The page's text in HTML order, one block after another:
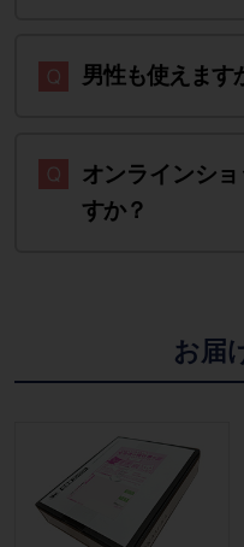
男性も使えます
オンラインシ
すか？
お届